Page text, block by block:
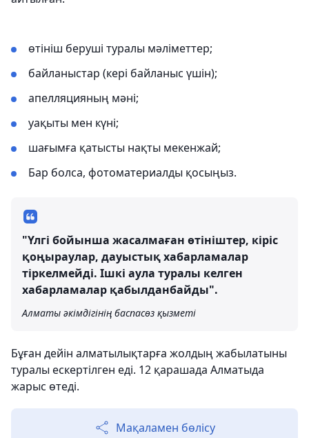
өтініш беруші туралы мәліметтер;
байланыстар (кері байланыс үшін);
апелляцияның мәні;
уақыты мен күні;
шағымға қатысты нақты мекенжай;
Бар болса, фотоматериалды қосыңыз.
"Үлгі бойынша жасалмаған өтініштер, кіріс
қоңыраулар, дауыстық хабарламалар
тіркелмейді. Ішкі аула туралы келген
хабарламалар қабылданбайды".
Алматы әкімдігінің баспасөз қызметі
Бұған дейін алматылықтарға жолдың жабылатыны
туралы ескертілген еді. 12 қарашада Алматыда
жарыс өтеді.
Мақаламен бөлісу